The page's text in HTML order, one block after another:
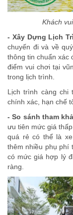
Khách
- Xây Dựng Lịch
chuyến đi và về
thông tin chuẩn xác
điểm vui chơi tại
trong lịch trình.
Lịch trình càng chi
chính xác, hạn chế
- So sánh tham
ưu tiên mức giá
quá rẻ có thể là
thêm nhiều phụ phí
có mức giá hợp lý
ràng.